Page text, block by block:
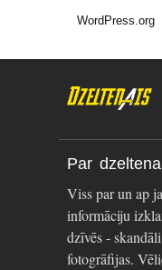
WordPress.org
Par
Viss par un ap
informāciju
dzīvēs -
fotogrāfijas.